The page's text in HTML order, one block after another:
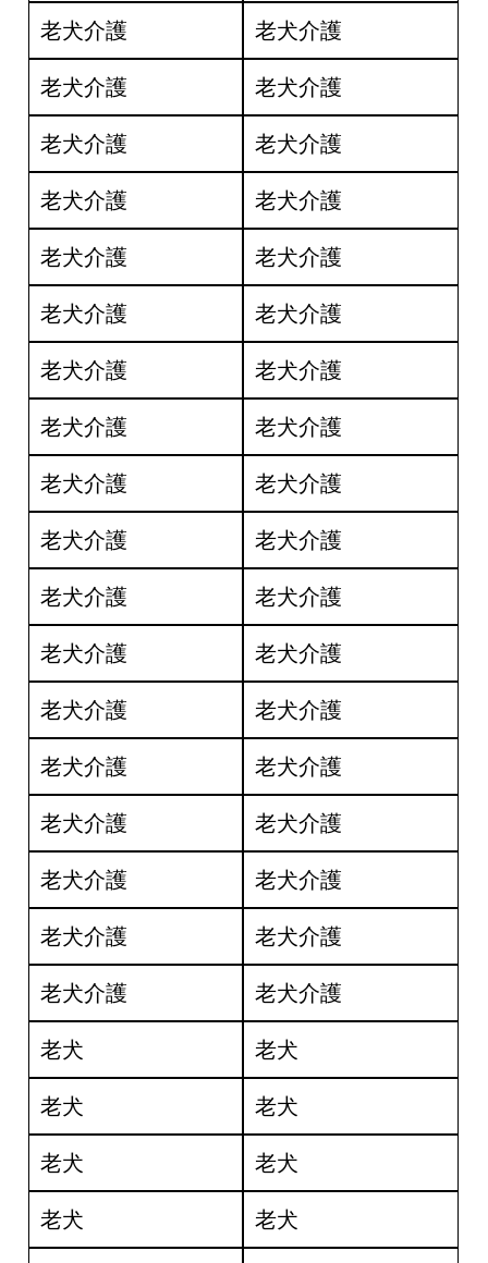
老犬介護 老犬介護
老犬介護 老犬介護
老犬介護 老犬介護
老犬介護 老犬介護
老犬介護 老犬介護
老犬介護 老犬介護
老犬介護 老犬介護
老犬介護 老犬介護
老犬介護 老犬介護
老犬介護 老犬介護
老犬介護 老犬介護
老犬介護 老犬介護
老犬介護 老犬介護
老犬介護 老犬介護
老犬介護 老犬介護
老犬介護 老犬介護
老犬介護 老犬介護
老犬介護 老犬介護
老犬 老犬
老犬 老犬
老犬 老犬
老犬 老犬